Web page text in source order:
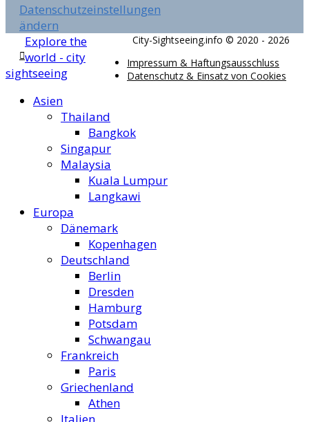
Datenschutzeinstellungen
ändern
City-Sightseeing.info © 2020 - 2026
Impressum & Haftungsausschluss
Datenschutz & Einsatz von Cookies
Explore the
world - city
sightseeing
Asien
Thailand
Bangkok
Singapur
Malaysia
Kuala Lumpur
Langkawi
Europa
Dänemark
Kopenhagen
Deutschland
Berlin
Dresden
Hamburg
Potsdam
Schwangau
Frankreich
Paris
Griechenland
Athen
Italien